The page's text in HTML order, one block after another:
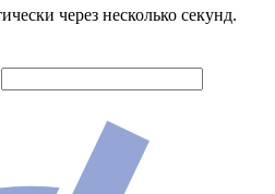
через несколько секунд.